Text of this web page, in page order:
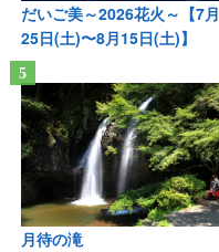
だいご美～2026花火～【7月
25日(土)〜8月15日(土)】
月待の滝